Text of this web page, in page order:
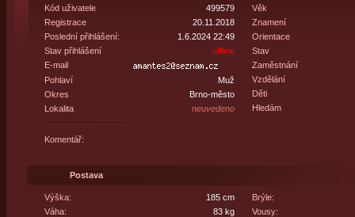
Kód uživatele
499579
Registrace
20.11.2018
Poslední přihlášení:
1.6.2024 22:49
Stav přihlášení
offline
E-mail
Pohlaví
Muž
Okres
Brno-město
Lokalita
neuvedeno
Věk
Znamení
Orientace
Stav
Zaměstnání
Vzdělání
Děti
Hledám
Komentář:
Postava
Výška:
185 cm
Váha:
83 kg
Brýle:
Vousy: